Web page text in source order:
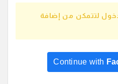
لتتمكن من إضافة
Continue with